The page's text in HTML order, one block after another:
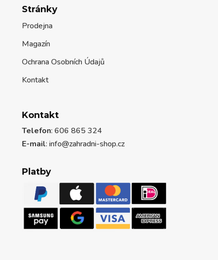
Stránky
Prodejna
Magazín
Ochrana Osobních Údajů
Kontakt
Kontakt
Telefon: 606 865 324
E-mail: info@zahradni-shop.cz
Platby